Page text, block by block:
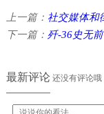
上一篇： 社交媒体和
下一篇： 歼-36史无前
最新评论还没有评论哦